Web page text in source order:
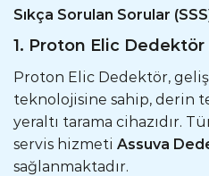
Sıkça Sorulan Sorular
1. Proton Elic
Proton Elic Dedektör,
teknolojisine sahip, derin
yeraltı tarama cihazıdır.
servis hizmeti Assuva
sağlanmaktadır.